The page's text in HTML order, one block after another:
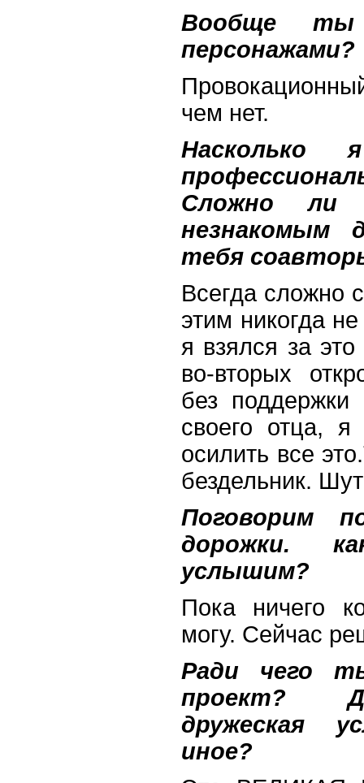
Вообще ты
персонажами?
чем нет.
Сложно ли
незнакомым
тебя
Всегда сложно
этим никогда
я взялся за
во-вторых
без
своего отца,
осилить все
бездельник.
Поговорим
дорожки.
услышим?
Пока ничего
могу. Сейчас
Ради чего
проект?
дружеская
иное?